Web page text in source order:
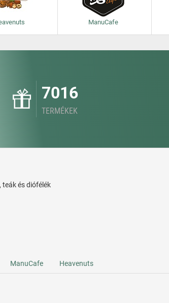
ManuCafe
7016
TERMÉKEK
teák és diófélék
ManuCafe Heavenuts